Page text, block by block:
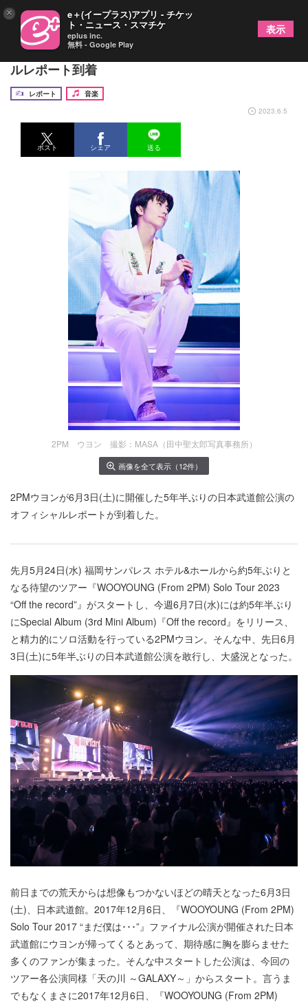
2PMウヨン、5年半ぶり日本武道館公演オフィシャ
ルレポート到着
レポート
音楽
2023.6.5
ポスト シェア 送る
2PM ウヨン 撮影：MASA（田中聖太郎写真事務所）
画像を全て表示（12件）
2PMウヨンが6月3日(土)に開催した5年半ぶりの日本武道館公演の
オフィシャルレポートが到着した。
先月5月24日(水) 福岡サンパレス ホテル&ホールから約5年ぶりと
なる待望のツアー『WOOYOUNG (From 2PM) Solo Tour 2023
“Off the record”』がスタートし、今週6月7日(水)には約5年半ぶり
にSpecial Album (3rd Mini Album)『Off the record』をリリース、
と精力的にソロ活動を行っている2PMウヨン。そんな中、先日6月
3日(土)に5年半ぶりの日本武道館公演を敢行し、大盛況となった。
前日までの荒天からは想像もつかないほどの晴天となった6月3日
(土)、日本武道館。2017年12月6日、『WOOYOUNG (From 2PM)
Solo Tour 2017 “まだ僕は･･･”』ファイナル公演が開催された日本
武道館にウヨンが帰ってくるとあって、期待感に胸を膨らませた
多くのファンが集まった。そんな中スタートした公演は、今回の
ツアー各公演同様「天の川 ～GALAXY～」からスタート。言うま
でもなくまさに2017年12月6日、『WOOYOUNG (From 2PM)
× e＋(イープラス)アプリ - チケッ
ト・ニュース・スマチケ
eplus inc.
無料 - Google Play
表示